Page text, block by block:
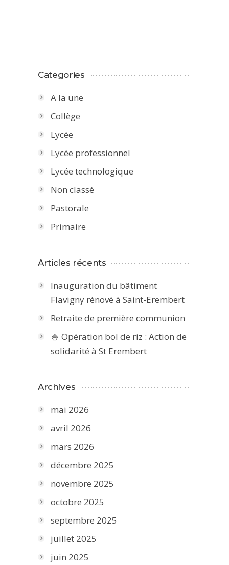
Categories
A la une
Collège
Lycée
Lycée professionnel
Lycée technologique
Non classé
Pastorale
Primaire
Articles récents
Inauguration du bâtiment
Flavigny rénové à Saint-Erembert
Retraite de première communion
🍚 Opération bol de riz : Action de
solidarité à St Erembert
Archives
mai 2026
avril 2026
mars 2026
décembre 2025
novembre 2025
octobre 2025
septembre 2025
juillet 2025
juin 2025